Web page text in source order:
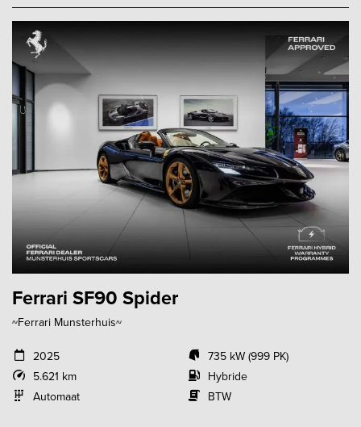
Ferrari SF90 Spider
~Ferrari Munsterhuis~
2025
5.621 km
Automaat
735 kW (999 PK)
Hybride
BTW